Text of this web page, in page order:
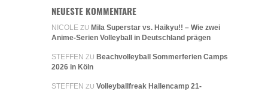
NEUESTE KOMMENTARE
NICOLE ZU Mila Superstar vs. Haikyu!! – Wie zwei
Anime-Serien Volleyball in Deutschland prägen
STEFFEN ZU Beachvolleyball Sommerferien Camps
2026 in Köln
STEFFEN ZU Volleyballfreak Hallencamp 21-